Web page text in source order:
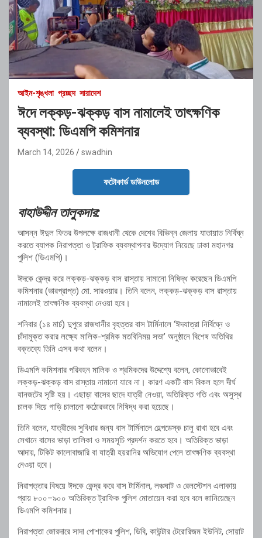
আইন-শৃঙ্খলা প্রচ্ছদ সারাদেশ
ঈদে লক্কড়-ঝক্কড় বাস নামালেই তাৎক্ষণিক
ব্যবস্থা: ডিএমপি কমিশনার
March 14, 2026 swadhin
ফটোকার্ড ডাউনলোড
বাহাউদ্দীনতালুকদার:
আসন্ন ঈদুল ফিতর উপলক্ষেরাজধানী থেকে দেশের বিভিন্ন জেলায় যাতায়াতনির্বিঘ্ন
করতেব্যাপক নিরাপত্তা ওট্রাফিকব্যবস্থাপনার উদ্যোগ নিয়েছে ঢাকা মহানগর
পুলিশ (ডিএমপি)।
ঈদকে কেন্দ্র করে লক্কড়-ঝক্কড় বাস রাস্তায় নামানো নিষিদ্ধ করেছেন ডিএমপি
কমিশনার (ভারপ্রাপ্ত) মো. সারওয়ার। তিনি বলেন, লক্কড়-ঝক্কড় বাস রাস্তায়
নামালেইতাৎক্ষণিকব্যবস্থা নেওয়া হবে।
শনিবার (১৪ মার্চ) দুপুরে রাজধানীর বৃহত্তর বাসটার্মিনালে ‘ঈদযাত্রা নির্বিঘ্নে ও
চাঁদামুক্তকরার লক্ষ্যে মালিক-শ্রমিক মতবিনিময় সভা’ অনুষ্ঠানে বিশেষ অতিথির
বক্তব্যে তিনি এসব কথা বলেন।
ডিএমপিকমিশনার পরিবহন মালিক ও শ্রমিকদের উদ্দেশ্যে বলেন, কোনোভাবেই
লক্কড়-ঝক্কড় বাস রাস্তায় নামানো যাবে না। কারণ একটি বাস বিকল হলে দীর্ঘ
যানজটের সৃষ্টি হয়। এছাড়া বাসের ছাদেযাত্রী নেওয়া, অতিরিক্তগতিএবং অসুস্থ
চালক দিয়ে গাড়ি চালানো কঠোরভাবে নিষিদ্ধ করা হয়েছে।
তিনি বলেন, যাত্রীদের সুবিধার জন্য বাসটার্মিনালে হেল্পডেস্ক চালু রাখা হবে এবং
সেখানে বাসের ভাড়াতালিকা ও সময়সূচি প্রদর্শন করতেহবে। অতিরিক্তভাড়া
আদায়, টিকিট কালোবাজারি বা যাত্রী হয়রানির অভিযোগ পেলেতাৎক্ষণিকব্যবস্থা
নেওয়া হবে।
নিরাপত্তার বিষয়ে ঈদকে কেন্দ্র করে বাসটার্মিনাল, লঞ্চঘাট ও রেলস্টেশন এলাকায়
প্রায় ৮০০–৯০০ অতিরিক্তট্রাফিক পুলিশ মোতায়েন করা হবে বলে জানিয়েছেন
ডিএমপিকমিশনার।
নিরাপত্তা জোরদারে সাদা পোশাকের পুলিশ, ডিবি, কাউন্টার টেরোরিজম ইউনিট, সোয়াট